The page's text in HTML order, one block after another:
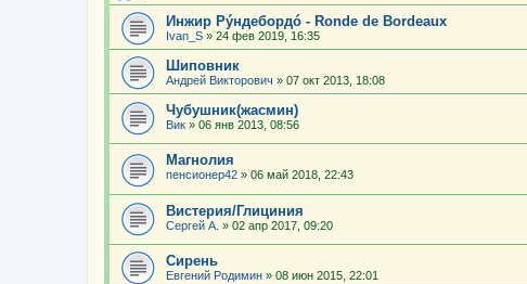
Инжир Рýндебордó - Ronde de Bordeaux
Ivan_S » 24 фев 2019, 16:35
Шиповник
Андрей Викторович » 07 окт 2013, 18:08
Чубушник(жасмин)
Вик » 06 янв 2013, 08:56
Магнолия
пенсионер42 » 06 май 2018, 22:43
Вистерия/Глициния
Сергей А. » 02 апр 2017, 09:20
Сирень
Евгений Родимин » 08 июн 2015, 22:01